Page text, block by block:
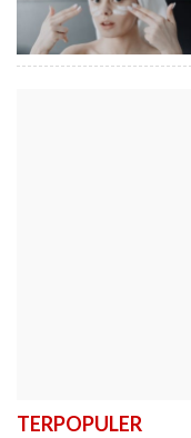
TERPOPULER